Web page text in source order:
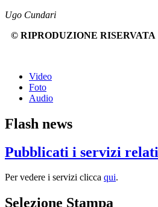
Ugo Cundari
© RIPRODUZIONE RISERVATA
Video
Foto
Audio
Flash news
Pubblicati i servizi
Per vedere i servizi clicca qui.
Selezione Stampa